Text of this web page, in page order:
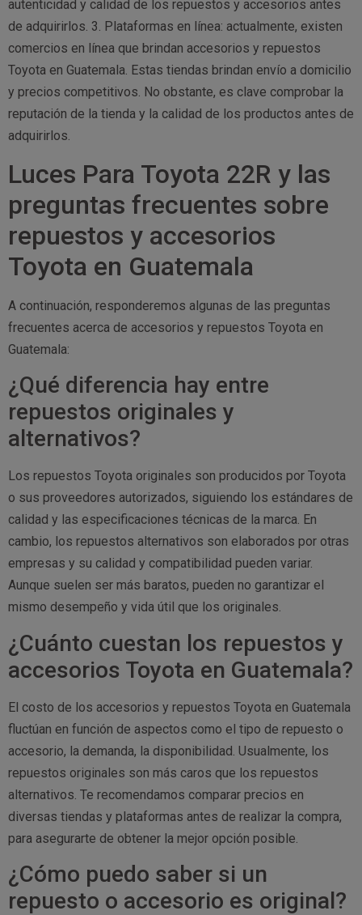
autenticidad y calidad de los repuestos y accesorios antes
de adquirirlos. 3. Plataformas en línea: actualmente, existen
comercios en línea que brindan accesorios y repuestos
Toyota en Guatemala. Estas tiendas brindan envío a domicilio
y precios competitivos. No obstante, es clave comprobar la
reputación de la tienda y la calidad de los productos antes de
adquirirlos.
Luces Para Toyota 22R y las
preguntas frecuentes sobre
repuestos y accesorios
Toyota en Guatemala
A continuación, responderemos algunas de las preguntas
frecuentes acerca de accesorios y repuestos Toyota en
Guatemala:
¿Qué diferencia hay entre
repuestos originales y
alternativos?
Los repuestos Toyota originales son producidos por Toyota
o sus proveedores autorizados, siguiendo los estándares de
calidad y las especificaciones técnicas de la marca. En
cambio, los repuestos alternativos son elaborados por otras
empresas y su calidad y compatibilidad pueden variar.
Aunque suelen ser más baratos, pueden no garantizar el
mismo desempeño y vida útil que los originales.
¿Cuánto cuestan los repuestos y
accesorios Toyota en Guatemala?
El costo de los accesorios y repuestos Toyota en Guatemala
fluctúan en función de aspectos como el tipo de repuesto o
accesorio, la demanda, la disponibilidad. Usualmente, los
repuestos originales son más caros que los repuestos
alternativos. Te recomendamos comparar precios en
diversas tiendas y plataformas antes de realizar la compra,
para asegurarte de obtener la mejor opción posible.
¿Cómo puedo saber si un
repuesto o accesorio es original?